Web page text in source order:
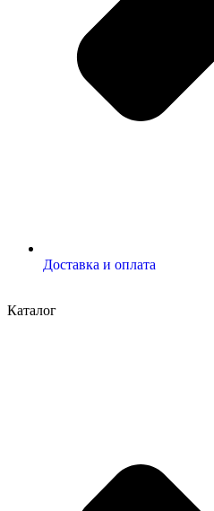
Доставка и оплата
Каталог